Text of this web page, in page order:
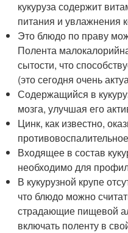
кукуруза содержит
питания и увлажнения
Это блюдо по праву
Полента
сытости, что
(это сегодня очень
Содержащийся в
мозга, улучшая его
Цинк, как известно,
Входящее в состав
необходимо для
В кукурузной крупе
что блюдо можно
страдающие пищевой
включать поленту в